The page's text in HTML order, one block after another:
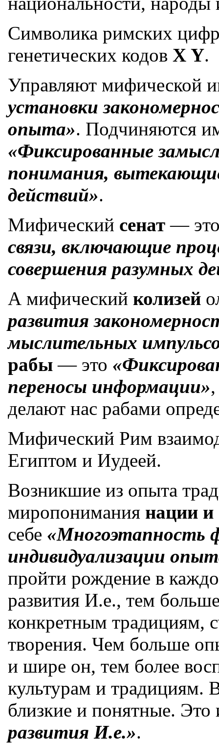
Символика римских
генетических кодов X Y.
Управляют мифической
установки
опыта». Подчиняются
«Фиксированные
понимания,
действий».
Мифический сенат—
связи, включающие
совершения разумных
А мифический колизей
развития
мыслительных
рабы— это
переносы информации»
делают нас рабами
Мифический Рим
Египтом и Иудеей.
Возникшие из опыта
миропонимания нации
себе «Многоэтапность
индивидуализации
пройти рождение в
развития И.е., тем
конкретным традициям,
творения. Чем больше
и шире он, тем более
культурам и традициям.
близкие и понятные. Это
развития И.е.».